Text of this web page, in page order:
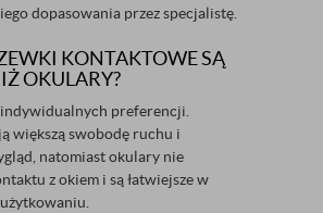
dopasowania przez specjalistę.
KONTAKTOWE SĄ
OKULARY?
indywidualnych preferencji.
większą swobodę ruchu i
natomiast okulary nie
z okiem i są łatwiejsze w